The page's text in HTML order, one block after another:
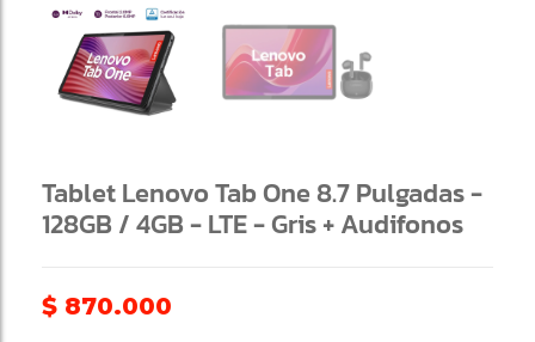
Tablet Lenovo Tab One 8.7 Pulgadas -
128GB / 4GB - LTE - Gris + Audifonos
$ 870.000